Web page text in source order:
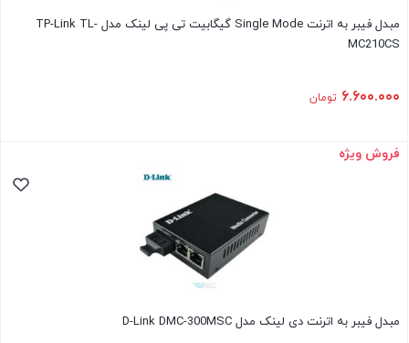
مبدل فیبر به اترنت Single Mode گیگابیت تی پی لینک مدل TP-Link TL-
MC210CS
۶.۶۰۰.۰۰۰ تومان
فروش ویژه
مبدل فیبر به اترنت دی لینک مدل D-Link DMC-300MSC